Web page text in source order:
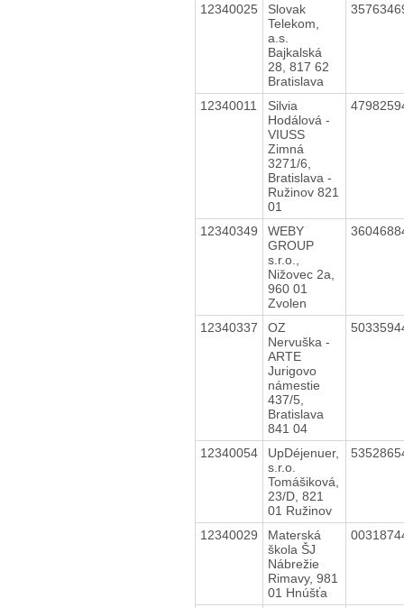
12340025
Slovak
Telekom,
a.s.
Bajkalská
28, 817 62
Bratislava
12340011
Silvia
Hodálová -
VIUSS
Zimná
3271/6,
Bratislava -
Ružinov 821
01
12340349
WEBY
GROUP
s.r.o.,
Nižovec 2a,
960 01
Zvolen
12340337
OZ
Nervuška -
ARTE
Jurigovo
námestie
437/5,
Bratislava
841 04
12340054
UpDéjenuer,
s.r.o.
Tomášiková,
23/D, 821
01 Ružinov
12340029
Materská
škola ŠJ
Nábrežie
Rimavy, 981
01 Hnúšťa